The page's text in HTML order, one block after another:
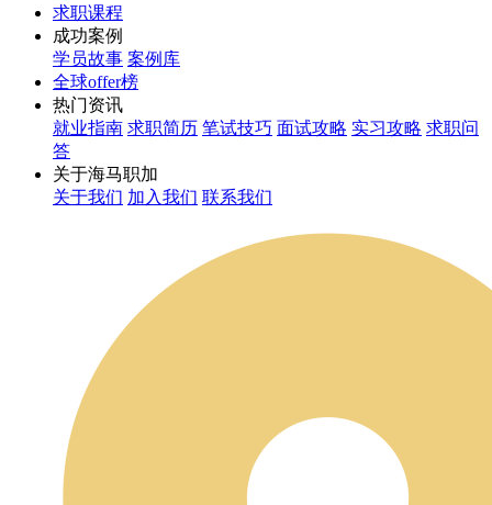
求职课程
成功案例
学员故事 案例库
全球offer榜
热门资讯
就业指南 求职简历 笔试技巧 面试攻略 实习攻略 求职问
答
关于海马职加
关于我们 加入我们 联系我们